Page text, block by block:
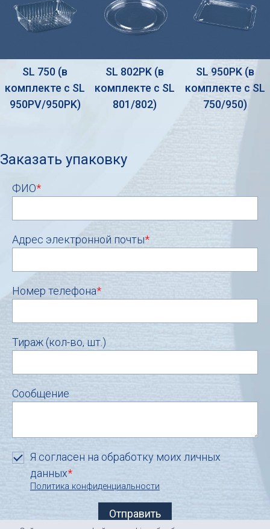
SL 750 (в
комплекте с SL
950PV/950PK)
SL 802PK (в
комплекте с SL
801/802)
SL 950PK (в
комплекте с SL
750/950)
Заказать упаковку
ФИО*
Адрес электронной почты*
Номер телефона*
Тираж (кол-во, шт.)
Сообщение
Я согласен на обработку моих личных
данных*
Политика конфиденциальности